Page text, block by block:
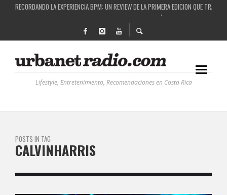
RECORDANDO LA EXPERIENCIA BPM: UN REVIEW DE LA PRIMERA EDICIÓN QUE TRAJO
COSTA RICA Y EL BPM FESTIVAL: UNA COMBINACIÓN EXITOSA
RUTAS NATURBANAS: EL PROYECTO QUE ESTÁ TRANSFORMANDO LA CALIDAD DE
LA HISTORIA DETRÁS DE LA MÚSICA ELECTRÓNICA: BBC RADIOPHONIC WORKSHOP
Lifestyle, Entretenimiento, Recomendaciones en Costa Rica
POSTS IN TAG
CALVINHARRIS